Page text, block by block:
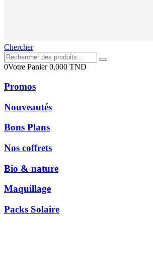
Chercher
0Votre Panier0,000 TND
Promos
Nouveautés
Bons Plans
Nos coffrets
Bio & nature
Maquillage
Packs Solaire